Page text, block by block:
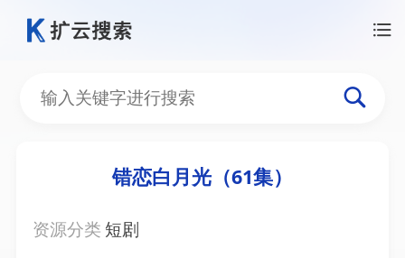
错恋白月光（61集）
资源分类 短剧